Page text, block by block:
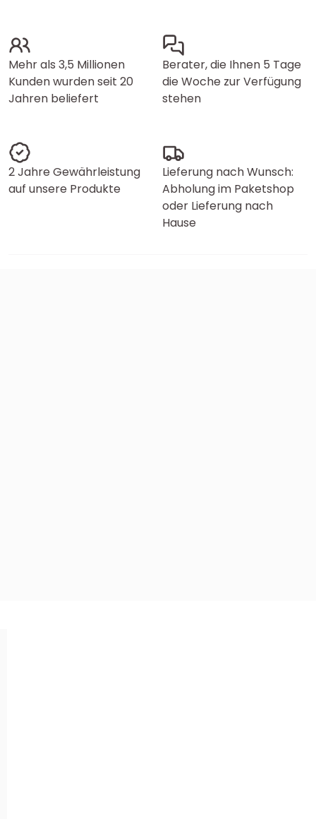
Mehr als 3,5 Millionen
Kunden wurden seit 20
Jahren beliefert
Berater, die Ihnen 5 Tage
die Woche zur Verfügung
stehen
2 Jahre Gewährleistung
auf unsere Produkte
Lieferung nach Wunsch:
Abholung im Paketshop
oder Lieferung nach
Hause